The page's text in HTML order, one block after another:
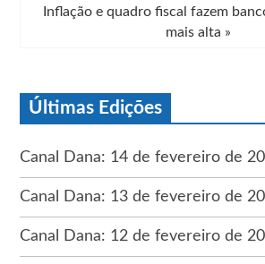
Inflação e quadro fiscal fazem
mais alta »
Últimas Edições
Canal Dana: 14 de fevereiro de
Canal Dana: 13 de fevereiro de
Canal Dana: 12 de fevereiro de